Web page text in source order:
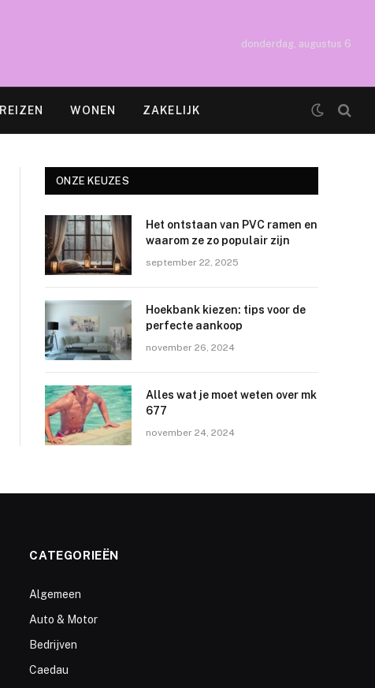
donderdag, augustus 6
REIZEN WONEN ZAKELIJK
ONZE KEUZES
Het ontstaan van PVC ramen en
waarom ze zo populair zijn
september 22, 2025
Hoekbank kiezen: tips voor de
perfecte aankoop
november 26, 2024
Alles wat je moet weten over mk
677
november 24, 2024
CATEGORIEËN
Algemeen
Auto & Motor
Bedrijven
Caedau